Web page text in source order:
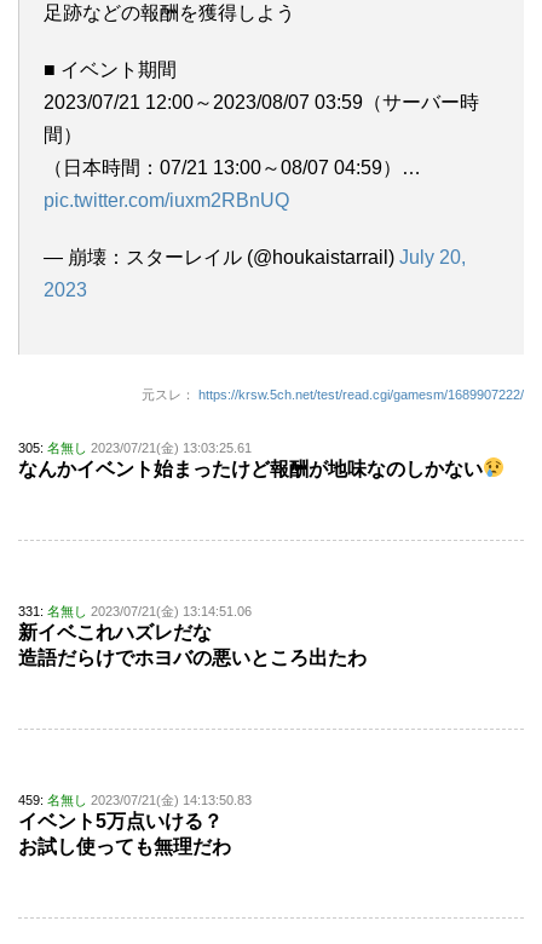
足跡などの報酬を獲得しよう
■ イベント期間
2023/07/21 12:00～2023/08/07 03:59（サーバー時
間）
（日本時間：07/21 13:00～08/07 04:59）…
pic.twitter.com/iuxm2RBnUQ
— 崩壊：スターレイル (@houkaistarrail) July 20,
2023
元スレ： https://krsw.5ch.net/test/read.cgi/gamesm/1689907222/
305: 名無し 2023/07/21(金) 13:03:25.61
なんかイベント始まったけど報酬が地味なのしかない
331: 名無し 2023/07/21(金) 13:14:51.06
新イベこれハズレだな
造語だらけでホヨバの悪いところ出たわ
459: 名無し 2023/07/21(金) 14:13:50.83
イベント5万点いける？
お試し使っても無理だわ